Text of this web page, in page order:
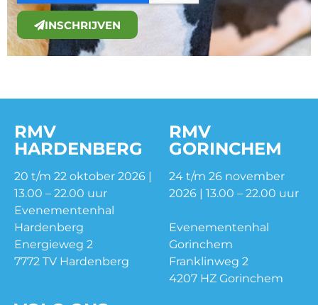
INSCHRIJVEN
RMV
HARDENBERG
20 t/m 22 oktober 2026 |
13.00 – 22.00 uur
Evenementenhal
Hardenberg
Energieweg 2
7772 TV Hardenberg
RMV
GORINCHEM
24 t/m 26 november
2026 | 13.00 – 22.00 uur
Evenementenhal
Gorinchem
Franklinweg 2
4207 HZ Gorinchem